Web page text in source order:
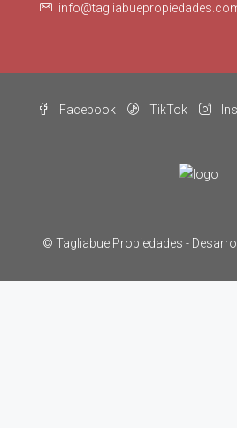
Facebook TikTok
© Tagliabue Propiedades -